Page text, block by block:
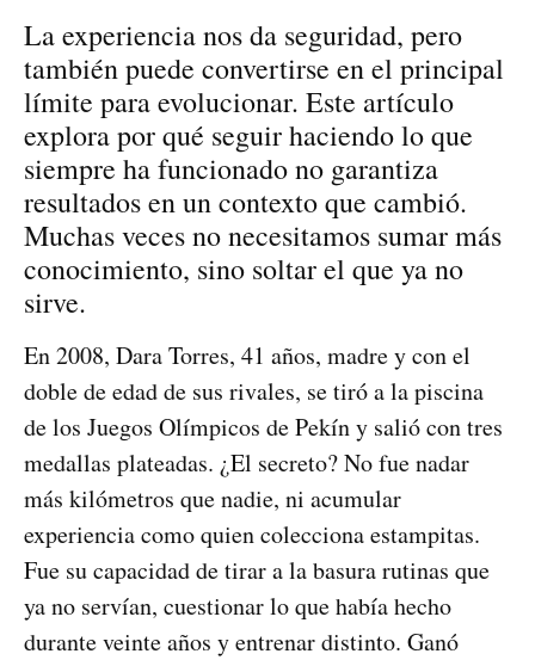
La experiencia nos da seguridad, pero
también puede convertirse en el principal
límite para evolucionar. Este artículo
explora por qué seguir haciendo lo que
siempre ha funcionado no garantiza
resultados en un contexto que cambió.
Muchas veces no necesitamos sumar más
conocimiento, sino soltar el que ya no
sirve.
En 2008, Dara Torres, 41 años, madre y con el
doble de edad de sus rivales, se tiró a la piscina
de los Juegos Olímpicos de Pekín y salió con tres
medallas plateadas. ¿El secreto? No fue nadar
más kilómetros que nadie, ni acumular
experiencia como quien colecciona estampitas.
Fue su capacidad de tirar a la basura rutinas que
ya no servían, cuestionar lo que había hecho
durante veinte años y entrenar distinto. Ganó